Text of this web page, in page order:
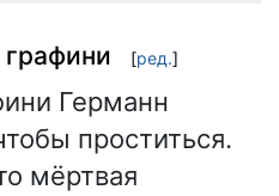
[ред.]
Германн
проститься.
мёртвая